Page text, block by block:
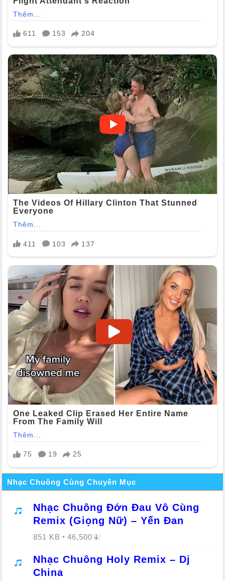
Nhạc Chuông Cùng Chuyên Mục
Nhạc Chuông Đớn Đau Vô Cùng
Remix (Giọng Nữ) – Yến Đan
851 KB 46,500
Nhạc Chuông Holy Remix – Dj
China